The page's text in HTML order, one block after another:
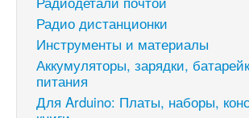
Радио дистанционки
Инструменты и материалы
Аккумуляторы, зарядки,
питания
Для Arduino: Платы, наборы,